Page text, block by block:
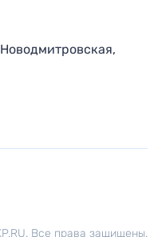
Все права защищены.